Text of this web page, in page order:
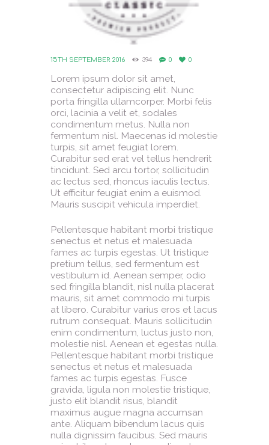
15TH SEPTEMBER 2016 394 0 0
Lorem ipsum dolor sit amet,
consectetur adipiscing elit. Nunc
porta fringilla ullamcorper. Morbi felis
orci, lacinia a velit et, sodales
condimentum metus. Nulla non
fermentum nisl. Maecenas id molestie
turpis, sit amet feugiat lorem.
Curabitur sed erat vel tellus hendrerit
tincidunt. Sed arcu tortor, sollicitudin
ac lectus sed, rhoncus iaculis lectus.
Ut efficitur feugiat enim a euismod.
Mauris suscipit vehicula imperdiet.
Pellentesque habitant morbi tristique
senectus et netus et malesuada
fames ac turpis egestas. Ut tristique
pretium tellus, sed fermentum est
vestibulum id. Aenean semper, odio
sed fringilla blandit, nisl nulla placerat
mauris, sit amet commodo mi turpis
at libero. Curabitur varius eros et lacus
rutrum consequat. Mauris sollicitudin
enim condimentum, luctus justo non,
molestie nisl. Aenean et egestas nulla.
Pellentesque habitant morbi tristique
senectus et netus et malesuada
fames ac turpis egestas. Fusce
gravida, ligula non molestie tristique,
justo elit blandit risus, blandit
maximus augue magna accumsan
ante. Aliquam bibendum lacus quis
nulla dignissim faucibus. Sed mauris